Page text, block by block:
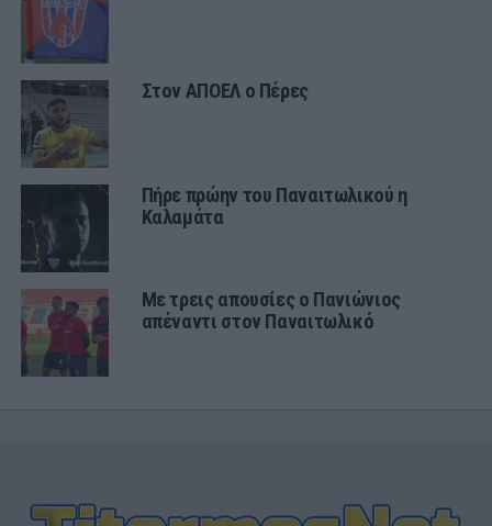
Στον ΑΠΟΕΛ ο Πέρες
Πήρε πρώην του Παναιτωλικού η
Καλαμάτα
Με τρεις απουσίες ο Πανιώνιος
απέναντι στον Παναιτωλικό